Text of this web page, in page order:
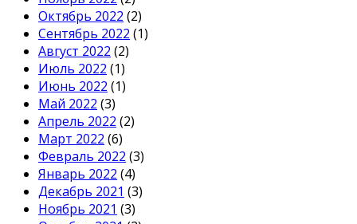
Октябрь 2022 (2)
Сентябрь 2022 (1)
Август 2022 (2)
Июль 2022 (1)
Июнь 2022 (1)
Май 2022 (3)
Апрель 2022 (2)
Март 2022 (6)
Февраль 2022 (3)
Январь 2022 (4)
Декабрь 2021 (3)
Ноябрь 2021 (3)